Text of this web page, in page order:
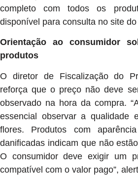
completo com todos os
disponível para consulta no site
Orientação ao consumidor
produtos
O diretor de Fiscalização do
reforça que o preço não deve
observado na hora da compra.
essencial observar a qualidade
flores. Produtos com
danificadas indicam que não
O consumidor deve exigir um
compatível com o valor pago”,